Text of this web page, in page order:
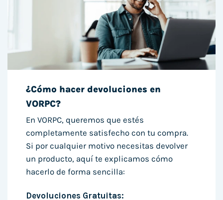
¿Cómo hacer devoluciones en
VORPC?
En VORPC, queremos que estés
completamente satisfecho con tu compra.
Si por cualquier motivo necesitas devolver
un producto, aquí te explicamos cómo
hacerlo de forma sencilla:
Devoluciones Gratuitas: